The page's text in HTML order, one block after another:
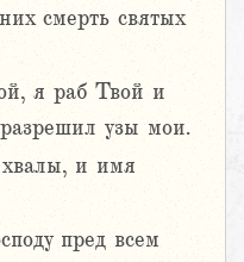
смерть святых
я раб Твой и
узы мои.
хвалы, и имя
пред всем